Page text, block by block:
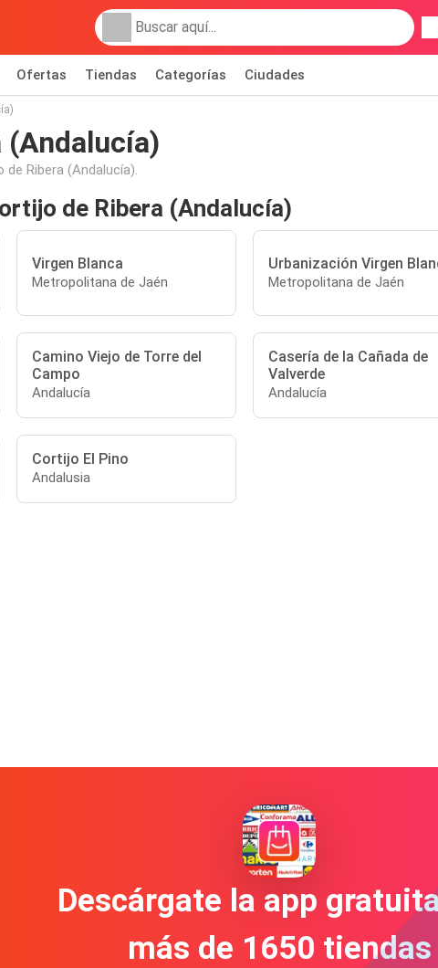
Ofertas Tiendas Categorías Ciudades
Ribera (Andalucía).
de Ribera (Andalucía)
Virgen Blanca
Metropolitana de Jaén
Urbanización Virgen
Metropolitana de Jaén
Camino Viejo de Torre del
Campo
Andalucía
Casería de la Cañada de
Valverde
Andalucía
Cortijo El Pino
Andalusia
Descárgate la app
más de 1650 tiendas